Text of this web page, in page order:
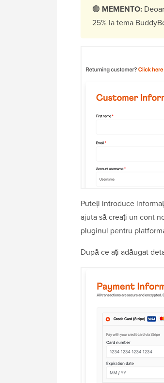
🟢 MEMENTO:
25% la tema
Puteți introduce
ajuta să creați un cont
pluginul pentru
După ce ați adăugat